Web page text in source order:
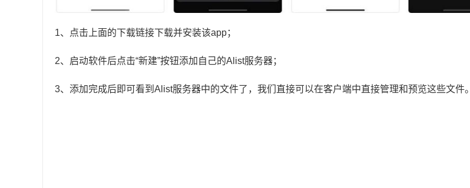
1、点击上面的下载链接下载并安装该app；
2、启动软件后点击“新建”按钮添加自己的Alist服务器；
3、添加完成后即可看到Alist服务器中的文件了，我们直接可以在客户端中直接管理和预览这些文件。